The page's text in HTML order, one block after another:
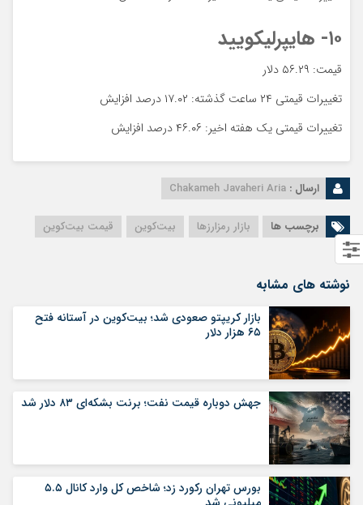
۱۰- هایپرلیکویید
قیمت: ۵۶.۲۹ دلار
تغییرات قیمتی ۲۴ ساعت گذشته: ۱۷.۰۲ درصد افزایش
تغییرات قیمتی یک هفته اخیر: ۴۶.۰۶ درصد افزایش
ارسال : Chakameh Javaheri Aria
برچسب ها بازار رمزارزها بیت‌کوین قیمت بیت‌کوین
نوشته های مشابه
بازار کریپتو صعودی شد؛ بیت‌کوین در آستانه فتح
۶۵ هزار دلار
جهش دوباره قیمت نفت؛ برنت بشکه‌ای ۸۳ دلار شد
بورس تهران رکورد زد؛ شاخص کل وارد کانال ۵.۵